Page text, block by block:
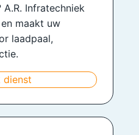
A.R. Infratechniek
maakt uw
laadpaal,
dienst